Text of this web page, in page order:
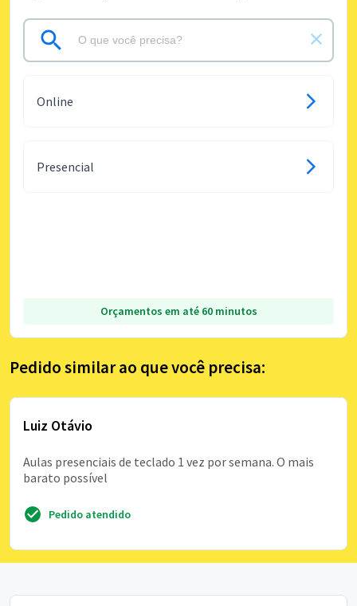
Online
Presencial
Orçamentos em até 60 minutos
Pedido similar ao que você precisa:
Luiz Otávio
Aulas presenciais de teclado 1 vez por semana. O mais
barato possível
Pedido atendido